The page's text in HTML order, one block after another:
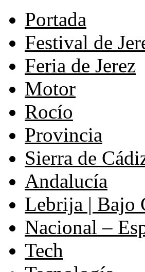
Portada
Festival de
Feria de Jerez
Motor
Rocío
Provincia
Sierra de
Andalucía
Lebrija | Bajo
Nacional –
Tech